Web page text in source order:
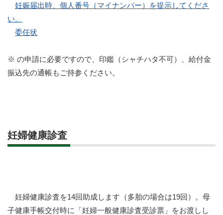
妊娠届出時、個人番号（マイナンバー）を提示してくださ
い。
委任状
※ の申請に必要ですので、印鑑（シャチハタ不可）、給付金
振込先の通帳もご持参ください。
妊婦健康診査
妊婦健康診査を14回助成します（多胎の場合は19回）。母
子健康手帳交付時に「妊婦一般健康診査受診票」をお渡しし